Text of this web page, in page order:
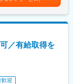
ターチャネル代理店
バーしきれないリス
応する補完的な役
トナー的な関係で
／有給取得を
歓迎